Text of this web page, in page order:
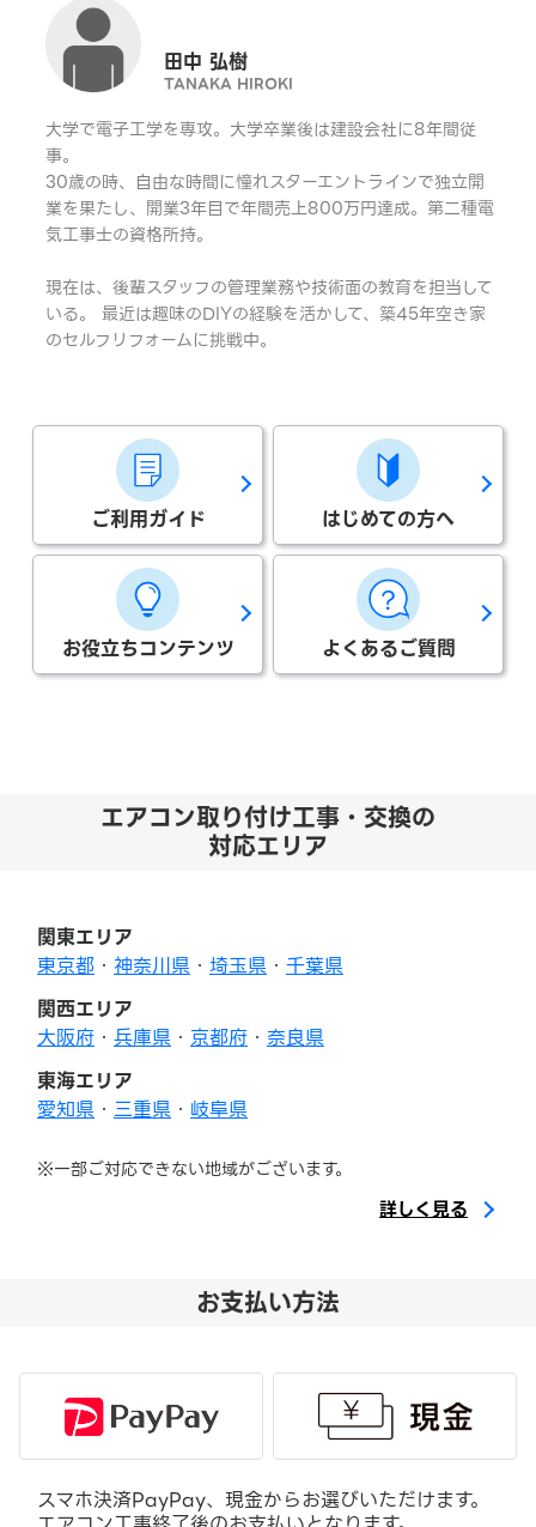
田中 弘樹
TANAKA HIROKI
大学で電子工学を専攻。大学卒業後は建設会社に8年間従
事。
30歳の時、自由な時間に憧れスターエントラインで独立開
業を果たし、開業3年目で年間売上800万円達成。第二種電
気工事士の資格所持。
現在は、後輩スタッフの管理業務や技術面の教育を担当して
いる。 最近は趣味のDIYの経験を活かして、築45年空き家
のセルフリフォームに挑戦中。
ご利用ガイド はじめての方へ
お役立ちコンテンツ よくあるご質問
エアコン取り付け工事・交換の
対応エリア
関東エリア
東京都 ・ 神奈川県 ・ 埼玉県 ・ 千葉県
関西エリア
大阪府 ・ 兵庫県 ・ 京都府 ・ 奈良県
東海エリア
愛知県 ・ 三重県 ・ 岐阜県
※一部ご対応できない地域がございます。
詳しく見る
お支払い方法
スマホ決済PayPay、現金からお選びいただけます。